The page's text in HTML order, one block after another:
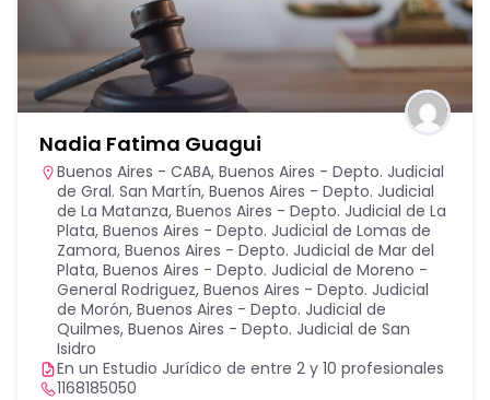
Nadia Fatima Guagui
Buenos Aires - CABA, Buenos Aires - Depto. Judicial
de Gral. San Martín, Buenos Aires - Depto. Judicial
de La Matanza, Buenos Aires - Depto. Judicial de La
Plata, Buenos Aires - Depto. Judicial de Lomas de
Zamora, Buenos Aires - Depto. Judicial de Mar del
Plata, Buenos Aires - Depto. Judicial de Moreno -
General Rodriguez, Buenos Aires - Depto. Judicial
de Morón, Buenos Aires - Depto. Judicial de
Quilmes, Buenos Aires - Depto. Judicial de San
Isidro
En un Estudio Jurídico de entre 2 y 10 profesionales
1168185050